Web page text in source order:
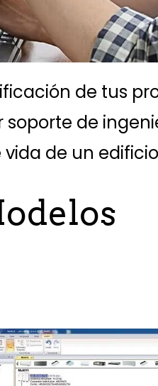
de tus
de
de un